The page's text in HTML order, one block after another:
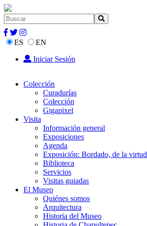
ES
EN
Iniciar Sesión
Colección
Curadurías
Colección
Gigapixel
Visita
Información general
Exposiciones
Agenda
Exposición: Bordado, de la virtud
Biblioteca
Servicios
Visitas guiadas
El Museo
Quiénes somos
Arquitectura
Historia del Museo